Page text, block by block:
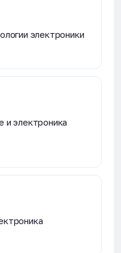
электроники
и электроника